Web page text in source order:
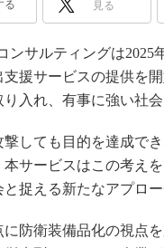
日本もの
産業オー
る 見る
サルティングは2025
援サービスの提供を
入れ、有事に強い社
しても目的を達成で
サービスはこの考え
捉える新たなアプロー
防衛装備品化の視点